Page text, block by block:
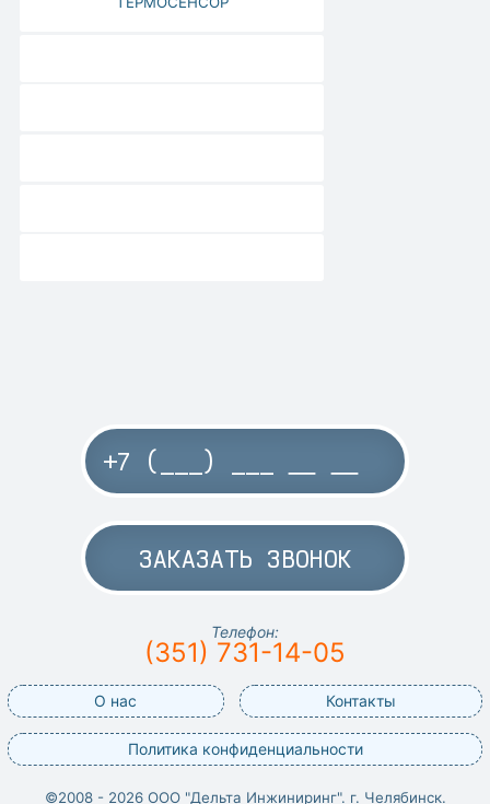
ЗАКАЗАТЬ ЗВОНОК
Телефон:
(351) 731-14-05
О нас Контакты
Политика конфиденциальности
©2008 - 2026 ООО "Дельта Инжиниринг". г. Челябинск.